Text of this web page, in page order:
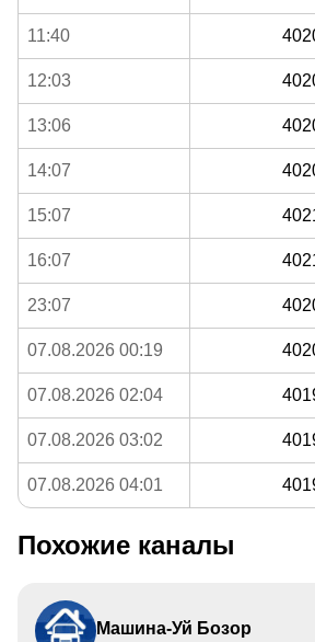
11:40
12:03
13:06
14:07
15:07
16:07
23:07
07.08.2026 00:19
07.08.2026 02:04
07.08.2026 03:02
07.08.2026 04:01
Похожие каналы
Машина-Уй Бозор